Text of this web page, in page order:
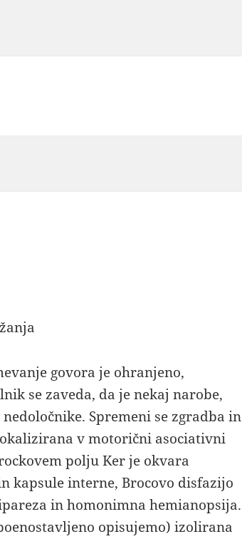
govora je ohranjeno,
se zaveda, da je nekaj narobe,
Spremeni se zgradba in
v motorični asociativni
polju Ker je okvara
kapsule interne, Brocovo disfazijo
in homonimna hemianopsija.
opisujemo) izolirana